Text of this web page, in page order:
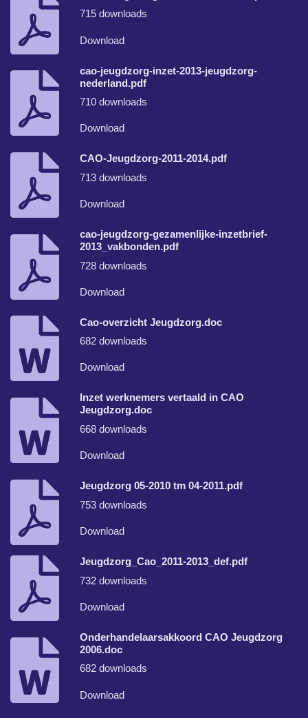
715 downloads
Download
cao-jeugdzorg-inzet-2013-jeugdzorg-
nederland.pdf
710 downloads
Download
CAO-Jeugdzorg-2011-2014.pdf
713 downloads
Download
cao-jeugdzorg-gezamenlijke-inzetbrief-
2013_vakbonden.pdf
728 downloads
Download
Cao-overzicht Jeugdzorg.doc
682 downloads
Download
Inzet werknemers vertaald in CAO
Jeugdzorg.doc
668 downloads
Download
Jeugdzorg 05-2010 tm 04-2011.pdf
753 downloads
Download
Jeugdzorg_Cao_2011-2013_def.pdf
732 downloads
Download
Onderhandelaarsakkoord CAO Jeugdzorg
2006.doc
682 downloads
Download